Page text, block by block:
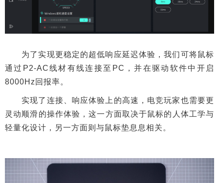
为了实现更稳定的超低响应延迟体验，我们可将鼠标
通过P2-AC线材有线连接至PC，并在驱动软件中开启
8000Hz回报率。
实现了连接、响应体验上的高速，电竞玩家也需要更
灵动顺滑的操作体验，这一方面取决于鼠标的人体工学与
轻量化设计，另一方面则与鼠标垫息息相关。